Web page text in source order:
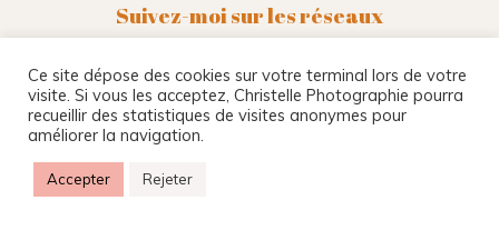
Suivez-moi sur les réseaux
Christelle Beney Photographie | Site internet par
Agnes Colombo & Romain Kersulec
légales
Ce site dépose des cookies sur votre terminal lors de votre
visite. Si vous les acceptez, Christelle Photographie pourra
recueillir des statistiques de visites anonymes pour
améliorer la navigation.
Accepter Rejeter